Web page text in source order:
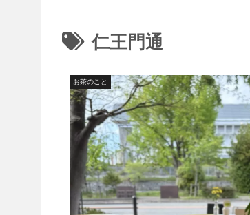
仁王門通
お茶のこと